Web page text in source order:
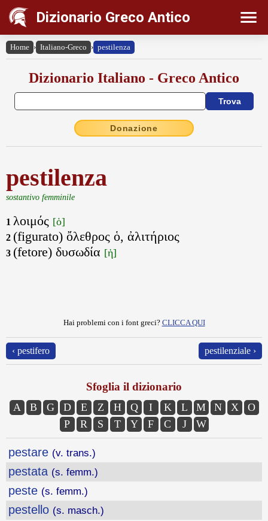
Dizionario Greco Antico
Home › Italiano-Greco › pestilenza
Dizionario Italiano - Greco Antico
Donazione
pestilenza
sostantivo femminile
1 λοιμός [ὁ]
2 (figurato) ὄλεθρος ὁ, ἀλιτήριος
3 (fetore) δυσωδία [ἡ]
Hai problemi con i font greci? CLICCA QUI
‹ pestifero pestilenziale ›
Sfoglia il dizionario
A B G D E Z H Q I K L M N X
O
P
R S T Y F C J W
pestare (v. trans.)
pestata (s. femm.)
peste (s. femm.)
pestello (s. masch.)